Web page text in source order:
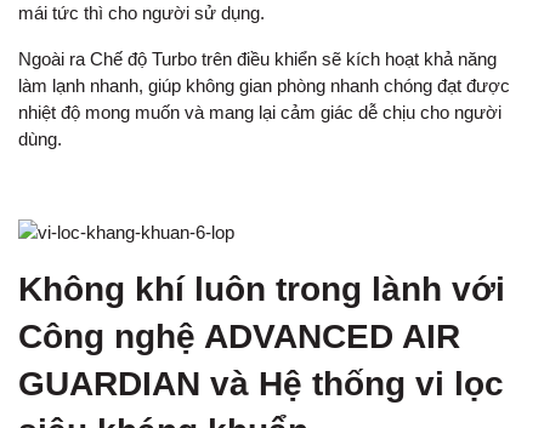
mái tức thì cho người sử dụng.
Ngoài ra Chế độ Turbo trên điều khiển sẽ kích hoạt khả năng
làm lạnh nhanh, giúp không gian phòng nhanh chóng đạt được
nhiệt độ mong muốn và mang lại cảm giác dễ chịu cho người
dùng.
Không khí luôn trong lành với
Công nghệ ADVANCED AIR
GUARDIAN và Hệ thống vi lọc